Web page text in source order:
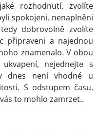
rozhodnutí, zvolíte
spokojeni, nenaplněni
dobrovolně zvolíte
připraveni a najednou
znamenalo. V obou
nejednejte s
dnes není vhodné u
S odstupem času,
to mohlo zamrzet..